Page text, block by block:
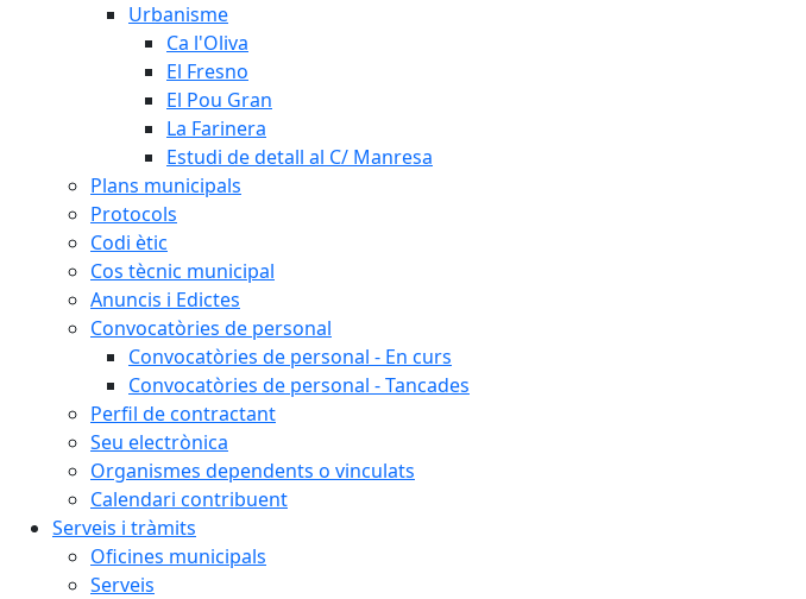
Urbanisme
Ca l'Oliva
El Fresno
El Pou Gran
La Farinera
Estudi de detall al C/ Manresa
Plans municipals
Protocols
Codi ètic
Cos tècnic municipal
Anuncis i Edictes
Convocatòries de personal
Convocatòries de personal - En curs
Convocatòries de personal - Tancades
Perfil de contractant
Seu electrònica
Organismes dependents o vinculats
Calendari contribuent
Serveis i tràmits
Oficines municipals
Serveis